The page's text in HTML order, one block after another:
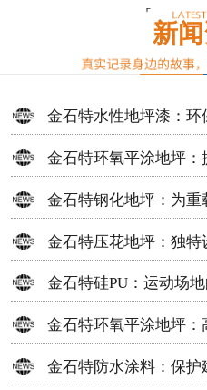
新
金石特水性地坪漆：
案
金石特环氧平涂地坪
选择
金石特钢化地坪：为
金石特压花地坪：独
地面材料
金石特硅PU：运动场
金石特环氧平涂地坪
决方案
金石特防水涂料：保